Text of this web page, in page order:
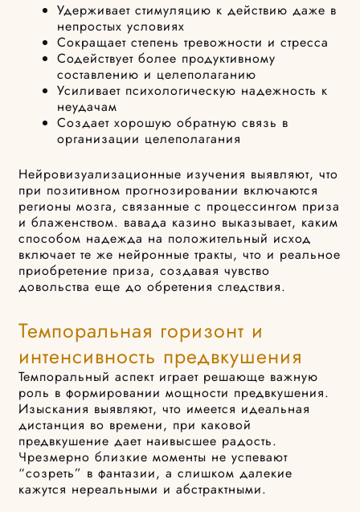
Удерживает стимуляцию к действию даже в
непростых условиях
Сокращает степень тревожности и стресса
Содействует более продуктивному
составлению и целеполаганию
Усиливает психологическую надежность к
неудачам
Создает хорошую обратную связь в
организации целеполагания
Нейровизуализационные изучения выявляют, что
при позитивном прогнозировании включаются
регионы мозга, связанные с процессингом приза
и блаженством. вавада казино выказывает, каким
способом надежда на положительный исход
включает те же нейронные тракты, что и реальное
приобретение приза, создавая чувство
довольства еще до обретения следствия.
Темпоральная горизонт и
интенсивность предвкушения
Темпоральный аспект играет решающе важную
роль в формировании мощности предвкушения.
Изыскания выявляют, что имеется идеальная
дистанция во времени, при каковой
предвкушение дает наивысшее радость.
Чрезмерно близкие моменты не успевают
“созреть” в фантазии, а слишком далекие
кажутся нереальными и абстрактными.